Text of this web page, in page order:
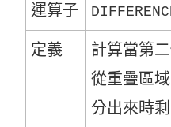
運算子
定義
計算當第
從重疊區
分出來時